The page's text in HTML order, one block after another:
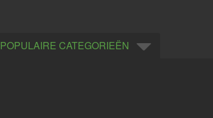
POPULAIRE CATEGORIEËN